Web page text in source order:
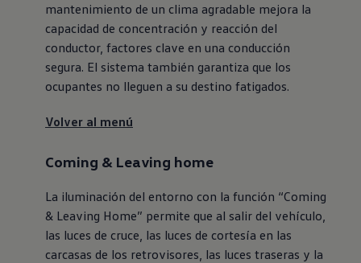
mantenimiento de un clima agradable mejora la
capacidad de concentración y reacción del
conductor, factores clave en una conducción
segura. El sistema también garantiza que los
ocupantes no lleguen a su destino fatigados.
Volver al menú
Coming & Leaving home
La iluminación del entorno con la función “Coming
& Leaving Home” permite que al salir del vehículo,
las luces de cruce, las luces de cortesía en las
carcasas de los retrovisores, las luces traseras y la